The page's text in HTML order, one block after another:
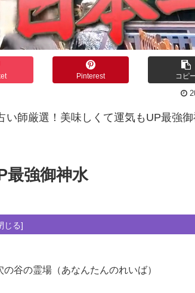
Pinterest コピ
師厳選！美味しくて運気もUP最強
最強御神水
谷の霊場（あなんたんのれいば）